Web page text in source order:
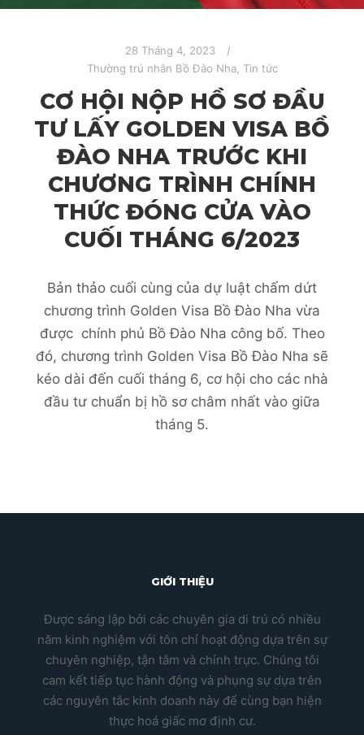
28 Tháng 4, 2023
Thường trú nhân Bồ Đào Nha, Tin tức
CƠ HỘI NỘP HỒ SƠ ĐẦU
TƯ LẤY GOLDEN VISA BỒ
ĐÀO NHA TRƯỚC KHI
CHƯƠNG TRÌNH CHÍNH
THỨC ĐÓNG CỬA VÀO
CUỐI THÁNG 6/2023
Bản thảo cuối cùng của dự luật chấm dứt
chương trình Golden Visa Bồ Đào Nha vừa
được chính phủ Bồ Đào Nha công bố. Theo
đó, chương trình Golden Visa Bồ Đào Nha sẽ
kéo dài đến cuối tháng 6, cơ hội cho các nhà
đầu tư chuẩn bị hồ sơ châm nhất vào giữa
tháng 5.
GIỚI THIỆU
Được sáng lập bởi các chuyên gia di trú có nhiều
năm kinh nghiệm với tôn chỉ hoạt động dựa trên sự
chuyên nghiệp, tận tâm và chính trực. Chúng tôi
cam kết tiếp tục hành động và phụng sự dựa trên
các nguyên tắc kinh doanh này để cùng bạn hiện
thực hoá giấc mơ định cư.